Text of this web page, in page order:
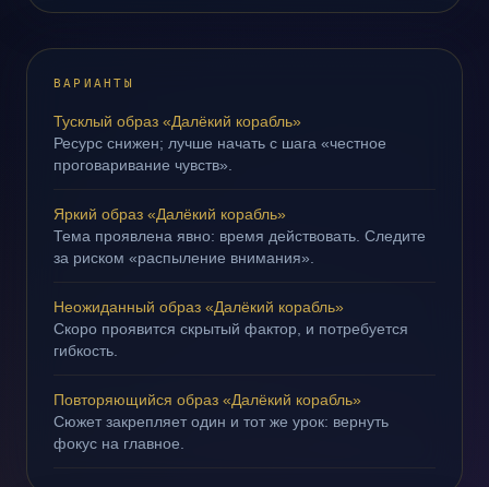
ВАРИАНТЫ
Тусклый образ «Далёкий корабль»
Ресурс снижен; лучше начать с шага «честное
проговаривание чувств».
Яркий образ «Далёкий корабль»
Тема проявлена явно: время действовать. Следите
за риском «распыление внимания».
Неожиданный образ «Далёкий корабль»
Скоро проявится скрытый фактор, и потребуется
гибкость.
Повторяющийся образ «Далёкий корабль»
Сюжет закрепляет один и тот же урок: вернуть
фокус на главное.